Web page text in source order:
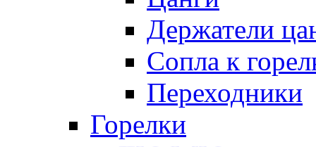
Держатели
Сопла к
Переходники
Горелки